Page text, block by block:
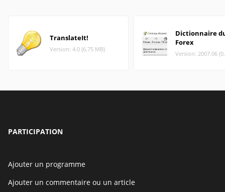
TranslateIt!
Version: 4.0 (6.75 MB)
Dictionnaire
Forex
Version: 2007.06
PARTICIPATION
Ajouter un programme
Ajouter un commentaire ou un article